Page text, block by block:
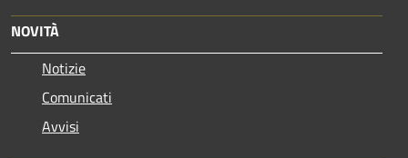
NOVITÀ
Notizie
Comunicati
Avvisi